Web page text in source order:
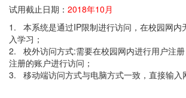
试用截止日期： 2018年10月
1. 本系统是通过IP限制进行访问，在校园网内
入学习；
2. 校外访问方式:需要在校园网内进行用户注
注册的账户进行访问；
3. 移动端访问方式与电脑方式一致，直接输入